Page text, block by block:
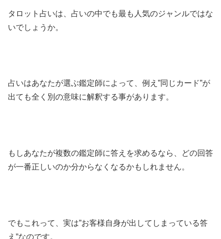
タロット占いは、占いの中でも最も人気のジャンルではな
いでしょうか。
占いはあなたが選ぶ鑑定師によって、例え”同じカード”が
出ても全く別の意味に解釈する事があります。
もしあなたが複数の鑑定師に答えを求めるなら、どの回答
が一番正しいのか分からなくなるかもしれません。
でもこれって、実は”お客様自身が出してしまっている答
え”なのです。